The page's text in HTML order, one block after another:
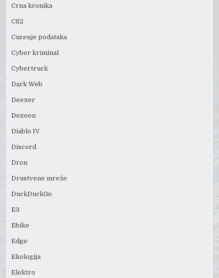
Crna kronika
CS2
Curenje podataka
Cyber kriminal
Cybertruck
Dark Web
Deezer
Dezeen
Diablo IV
Discord
Dron
Drustvene mreže
DuckDuckGo
E3
Ebike
Edge
Ekologija
Elektro